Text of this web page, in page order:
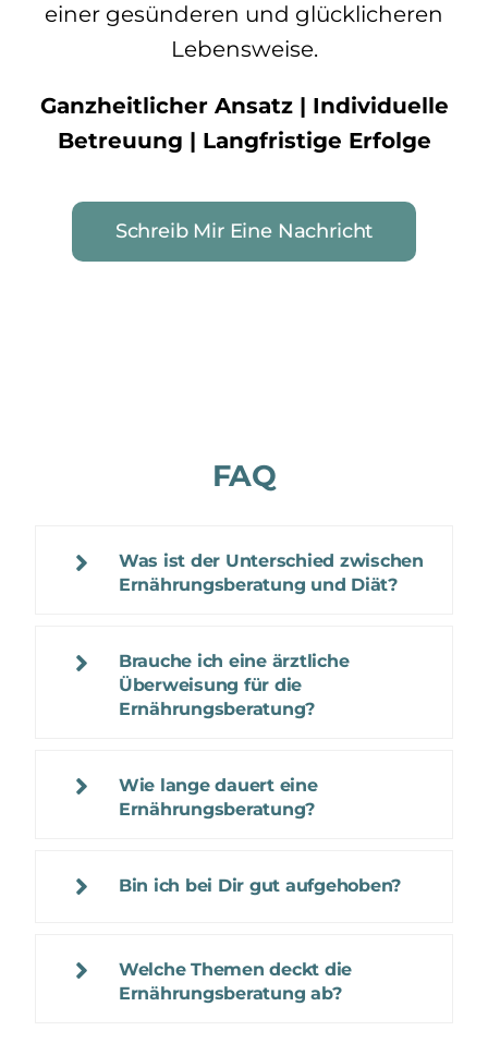
einer gesünderen und glücklicheren
Lebensweise.
Ganzheitlicher Ansatz | Individuelle
Betreuung | Langfristige Erfolge
Schreib Mir Eine Nachricht
FAQ
Was ist der Unterschied zwischen
Ernährungsberatung und Diät?
Brauche ich eine ärztliche
Überweisung für die
Ernährungsberatung?
Wie lange dauert eine
Ernährungsberatung?
Bin ich bei Dir gut aufgehoben?
Welche Themen deckt die
Ernährungsberatung ab?